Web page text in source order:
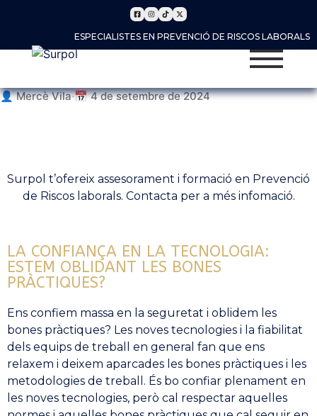
ESPECIALISTES EN PREVENCIÓ DE RISCOS LABORALS
👤 Mercè Vila·📅 4 de setembre de 2024
Surpol t’ofereix assesorament i formació en Prevenció
de Riscos laborals. Contacta per a més infomació.
LA CONFIANÇA EN LA TECNOLOGIA:
ESTEM OBLIDANT LES BONES
PRÀCTIQUES?
Ens confiem massa en la seguretat i oblidem les
bones pràctiques? Les noves tecnologies i la fiabilitat
dels equips de treball en general fan que ens
relaxem i deixem aparcades les bones pràctiques i les
metodologies de treball. És bo confiar plenament en
les noves tecnologies, però cal respectar aquelles